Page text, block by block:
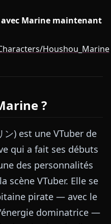
Marine maintenant
Houshou_Marine
?
) est une VTuber de
qui a fait ses débuts
des personnalités
scène VTuber. Elle se
pirate — avec le
dominatrice —